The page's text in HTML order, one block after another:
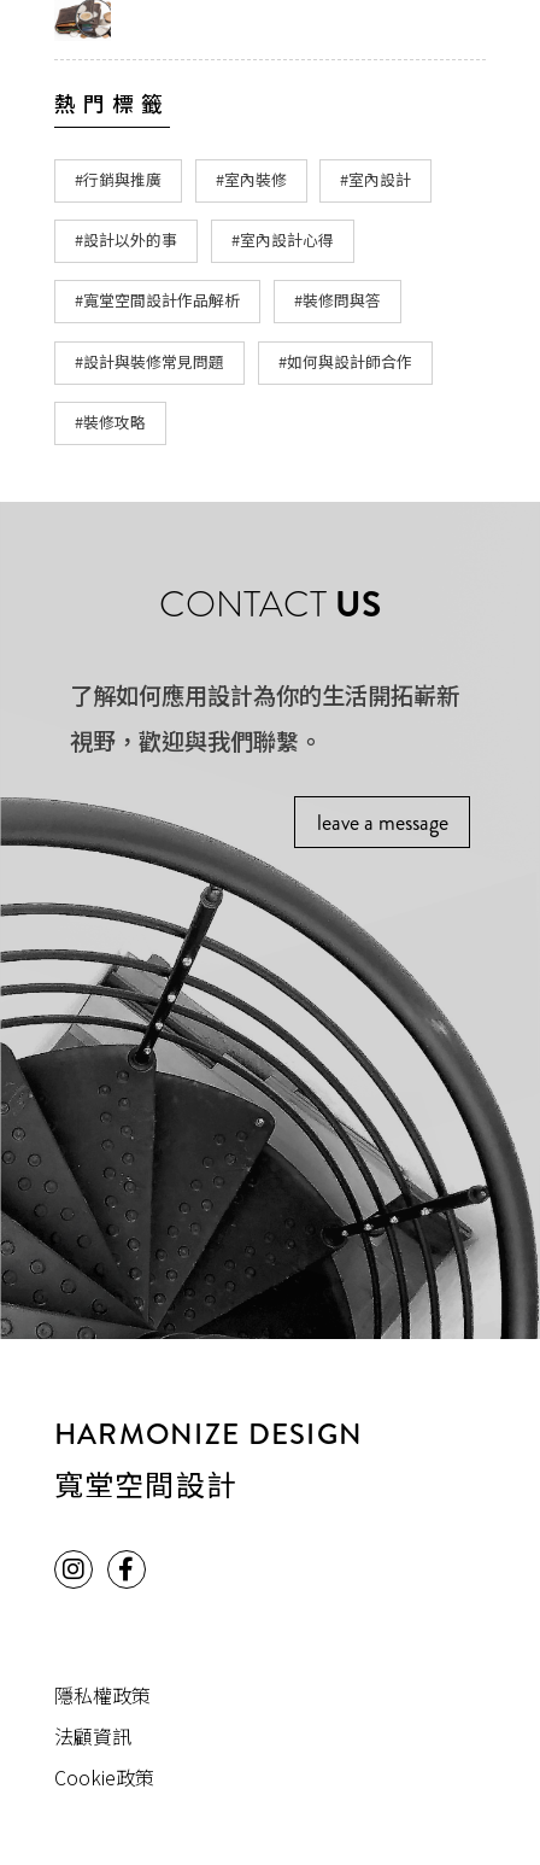
熱門標籤
#行銷與推廣 #室內裝修 #室內設計
#設計以外的事 #室內設計心得
#寬堂空間設計作品解析 #裝修問與答
#設計與裝修常見問題 #如何與設計師合作
#裝修攻略
CONTACT US
了解如何應用設計為你的生活開拓嶄新
視野，歡迎與我們聯繫。
leave a message
HARMONIZE DESIGN
寬堂空間設計
隱私權政策
法顧資訊
Cookie政策